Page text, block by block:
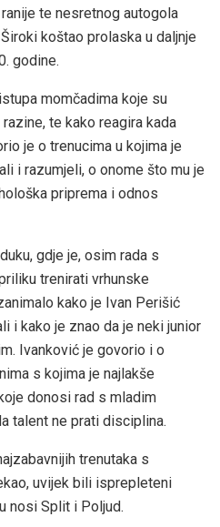
te nesretnog autogola
koštao prolaska u daljnje
godine.
momčadima koje su
te kako reagira kada
je o trenucima u kojima je
i razumjeli, o onome što mu je
priprema i odnos
gdje je, osim rada s
trenirati vrhunske
kako je Ivan Perišić
i kako je znao da je neki junior
Ivanković je govorio i o
s kojima je najlakše
donosi rad s mladim
talent ne prati disciplina.
trenutaka s
uvijek bili isprepleteni
nosi Split i Poljud.